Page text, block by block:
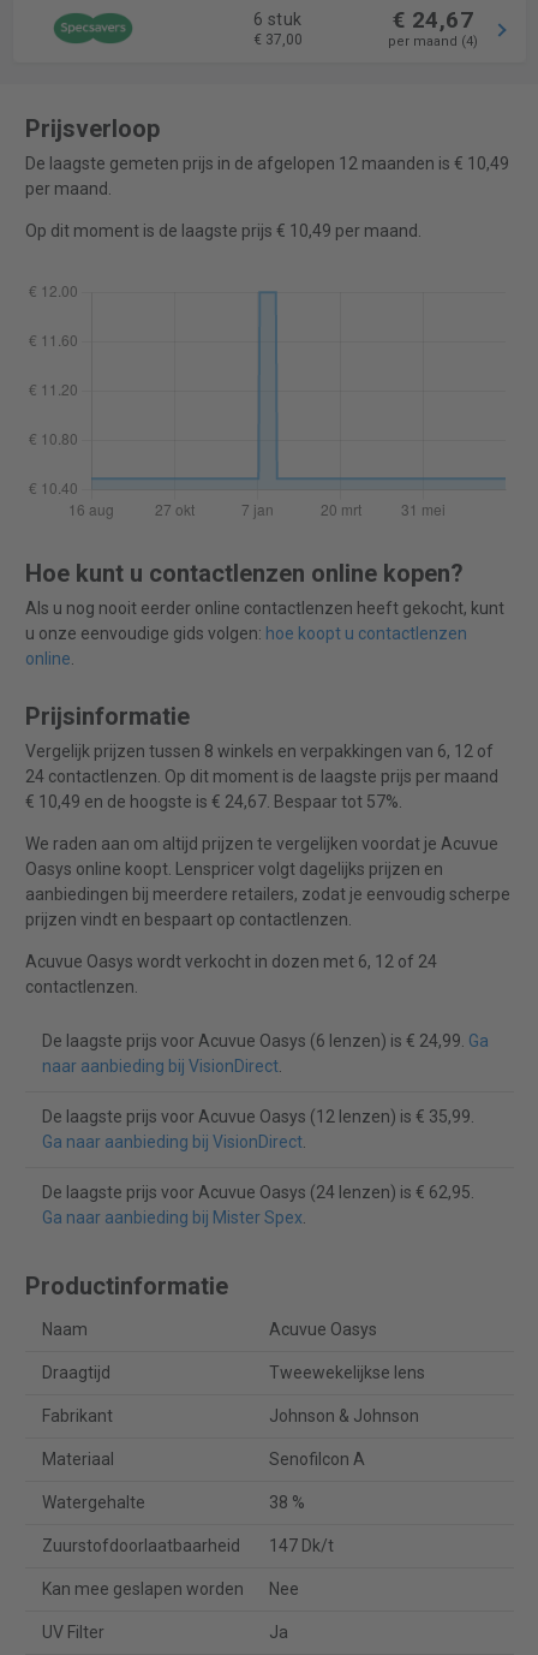
6 stuk
€ 37,00
€ 24,67
per maand (4)
Prijsverloop
De laagste gemeten prijs in de afgelopen 12 maanden is € 10,49
per maand.
Op dit moment is de laagste prijs € 10,49 per maand.
Hoe kunt u contactlenzen online kopen?
Als u nog nooit eerder online contactlenzen heeft gekocht, kunt
u onze eenvoudige gids volgen: hoe koopt u contactlenzen
online.
Prijsinformatie
Vergelijk prijzen tussen 8 winkels en verpakkingen van 6, 12 of
24 contactlenzen. Op dit moment is de laagste prijs per maand
€ 10,49 en de hoogste is € 24,67. Bespaar tot 57%.
We raden aan om altijd prijzen te vergelijken voordat je Acuvue
Oasys online koopt. Lenspricer volgt dagelijks prijzen en
aanbiedingen bij meerdere retailers, zodat je eenvoudig scherpe
prijzen vindt en bespaart op contactlenzen.
Acuvue Oasys wordt verkocht in dozen met 6, 12 of 24
contactlenzen.
De laagste prijs voor Acuvue Oasys (6 lenzen) is € 24,99. Ga
naar aanbieding bij VisionDirect.
De laagste prijs voor Acuvue Oasys (12 lenzen) is € 35,99.
Ga naar aanbieding bij VisionDirect.
De laagste prijs voor Acuvue Oasys (24 lenzen) is € 62,95.
Ga naar aanbieding bij Mister Spex.
Productinformatie
Naam Acuvue Oasys
Draagtijd Tweewekelijkse lens
Fabrikant Johnson & Johnson
Materiaal Senofilcon A
Watergehalte 38 %
Zuurstofdoorlaatbaarheid 147 Dk/t
Kan mee geslapen worden Nee
UV Filter Ja